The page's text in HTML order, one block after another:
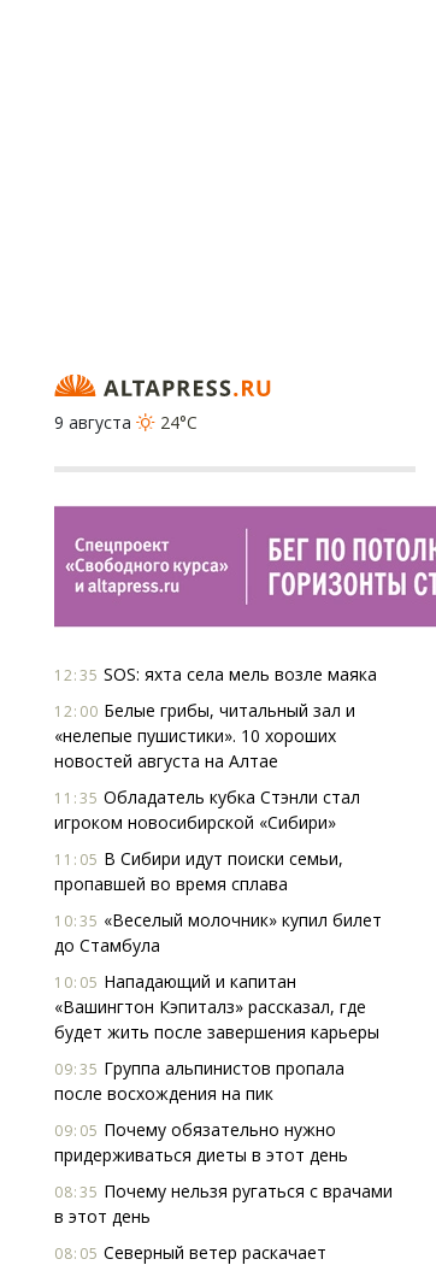
9 августа
24°C
12:35 SOS: яхта села мель возле маяка
12:00 Белые грибы, читальный зал и
«нелепые пушистики». 10 хороших
новостей августа на Алтае
11:35 Обладатель кубка Стэнли стал
игроком новосибирской «Сибири»
11:05 В Сибири идут поиски семьи,
пропавшей во время сплава
10:35 «Веселый молочник» купил билет
до Стамбула
10:05 Нападающий и капитан
«Вашингтон Кэпиталз» рассказал, где
будет жить после завершения карьеры
09:35 Группа альпинистов пропала
после восхождения на пик
09:05 Почему обязательно нужно
придерживаться диеты в этот день
08:35 Почему нельзя ругаться с врачами
в этот день
08:05 Северный ветер раскачает